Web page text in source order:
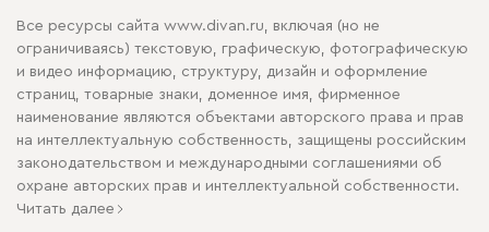
Все ресурсы сайта www.divan.ru, включая (но не
ограничиваясь) текстовую, графическую, фотографическую
и видео информацию, структуру, дизайн и оформление
страниц, товарные знаки, доменное имя, фирменное
наименование являются объектами авторского права и прав
на интеллектуальную собственность, защищены российским
законодательством и международными соглашениями об
охране авторских прав и интеллектуальной собственности.
Читать далее